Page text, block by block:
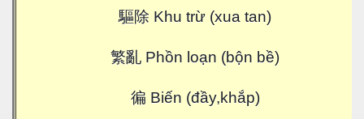
驅除 Khu trừ (xua tan)
繁亂 Phồn loạn (bộn bề)
徧 Biến (đầy,khắp)